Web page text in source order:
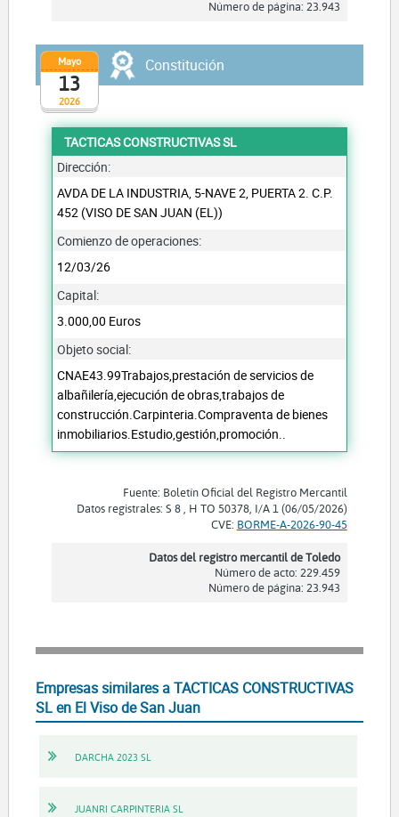
Número de página: 23.943
2026
Mayo
13
Constitución
TACTICAS CONSTRUCTIVAS SL
Dirección:
AVDA DE LA INDUSTRIA, 5-NAVE 2, PUERTA 2. C.P.
452 (VISO DE SAN JUAN (EL))
Comienzo de operaciones:
12/03/26
Capital:
3.000,00 Euros
Objeto social:
CNAE43.99Trabajos,prestación de servicios de
albañilería,ejecución de obras,trabajos de
construcción.Carpinteria.Compraventa de bienes
inmobiliarios.Estudio,gestión,promoción..
Fuente: Boletín Oficial del Registro Mercantil
Datos registrales: S 8 , H TO 50378, I/A 1 (06/05/2026)
CVE: BORME-A-2026-90-45
Datos del registro mercantil de Toledo
Número de acto: 229.459
Número de página: 23.943
Empresas similares a TACTICAS CONSTRUCTIVAS
SL en El Viso de San Juan
DARCHA 2023 SL
JUANRI CARPINTERIA SL